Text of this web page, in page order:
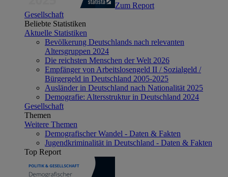
Zum Report
Gesellschaft
Beliebte Statistiken
Aktuelle Statistiken
Bevölkerung Deutschlands nach relevanten
Altersgruppen 2024
Die reichsten Menschen der Welt 2026
Empfänger von Arbeitslosengeld II / Sozialgeld /
Bürgergeld in Deutschland 2005-2025
Ausländer in Deutschland nach Nationalität 2025
Demografie: Altersstruktur in Deutschland 2024
Gesellschaft
Themen
Weitere Themen
Demografischer Wandel - Daten & Fakten
Jugendkriminalität in Deutschland - Daten & Fakten
Top Report